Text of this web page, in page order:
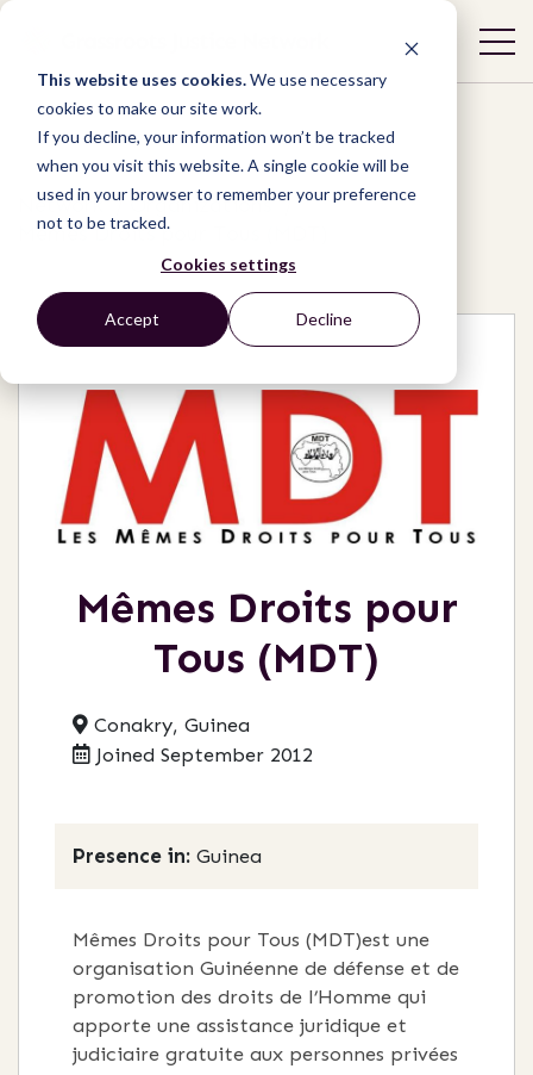
This website uses cookies.We use necessary
cookies to make our site work.
If you decline, your information won’t be tracked
when you visit this website. A single cookie will be
used in your browser to remember your preference
not to be tracked.
Cookies settings
Accept Decline
Network / Organizations /
Mêmes Droits pour Tous (MDT)
Mêmes Droits pour
Tous (MDT)
Conakry, Guinea
Joined September 2012
Presence in: Guinea
Mêmes Droits pour Tous (MDT)est une
organisation Guinéenne de défense et de
promotion des droits de l’Homme qui
apporte une assistance juridique et
judiciaire gratuite aux personnes privées